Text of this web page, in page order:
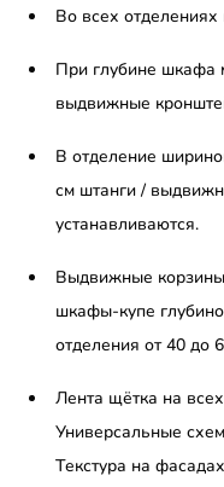
Во всех
При глубине шкафа
выдвижные
В отделение
см штанги /
устанавливаются.
Выдвижные
шкафы-купе
отделения от 40 до
Лента щётка на
Универсальные
Текстура на